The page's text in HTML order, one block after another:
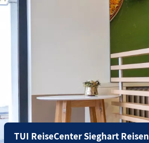
TUI ReiseCenter Sieghart Reisen